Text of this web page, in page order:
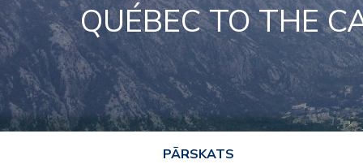
QUÉBEC TO THE
PĀRSKATS